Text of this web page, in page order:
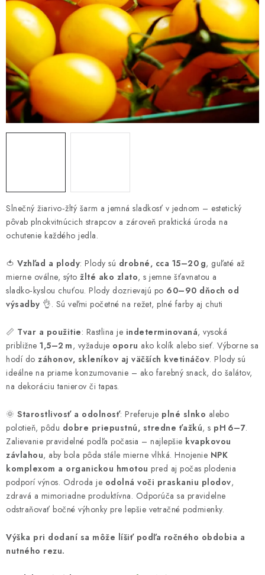
CHÉMIA
KVETINÁČE
DEKORÁCIE
PRIESADY ZELENINY
Slnečný žiarivo‑žltý šarm a jemná sladkosť v jednom – estetický
pôvab plnokvitnúcich strapcov a zároveň praktická úroda na
ochutenie každého jedla.
🍅 Vzhľad a plody: Plody sú drobné, cca 15–20 g, guľaté až
mierne oválne, sýto žlté ako zlato, s jemne šťavnatou a
sladko‑kyslou chuťou. Plody dozrievajú po 60–90 dňoch od
výsadby 👌. Sú veľmi početné na režet, plné farby aj chuti
📏 Tvar a použitie: Rastlina je indeterminovaná, vysoká
približne 1,5–2 m, vyžaduje oporu ako kolík alebo sieť. Výborne sa
hodí do záhonov, skleníkov aj väčších kvetináčov. Plody sú
ideálne na priame konzumovanie – ako farebný snack, do šalátov,
na dekoráciu tanierov či tapas.
🌞 Starostlivosť a odolnosť: Preferuje plné slnko alebo
polotieň, pôdu dobre priepustnú, stredne ťažkú, s pH 6–7.
Zalievanie pravidelné podľa počasia – najlepšie kvapkovou
závlahou, aby bola pôda stále mierne vlhká. Hnojenie NPK
komplexom a organickou hmotou pred aj počas plodenia
podporí výnos. Odroda je odolná voči praskaniu plodov,
zdravá a mimoriadne produktívna. Odporúča sa pravidelne
odstraňovať bočné výhonky pre lepšie vetračné podmienky.
Výška pri dodaní sa môže líšiť podľa ročného obdobia a
nutného rezu.